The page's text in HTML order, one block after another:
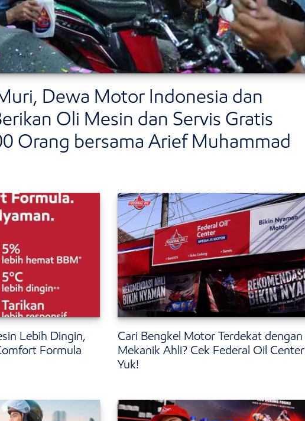
Dewa Motor Indonesia dan
Oli Mesin dan Servis Gratis
Orang bersama Arief Muhammad
Lebih Dingin,
Formula
Cari Bengkel Motor Terdekat dengan
Mekanik Ahli? Cek Federal Oil Center
Yuk!